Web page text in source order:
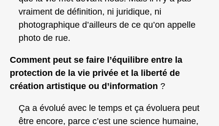
vraiment de définition, ni juridique, ni
photographique d’ailleurs de ce qu’on appelle
photo de rue.
Comment peut se faire l’équilibre entre la
protection de la vie privée et la liberté de
création artistique ou d’information ?
Ça a évolué avec le temps et ça évoluera peut
être encore, parce c’est une science humaine,